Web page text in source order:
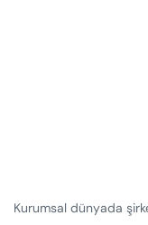
Kurumsal dünyada